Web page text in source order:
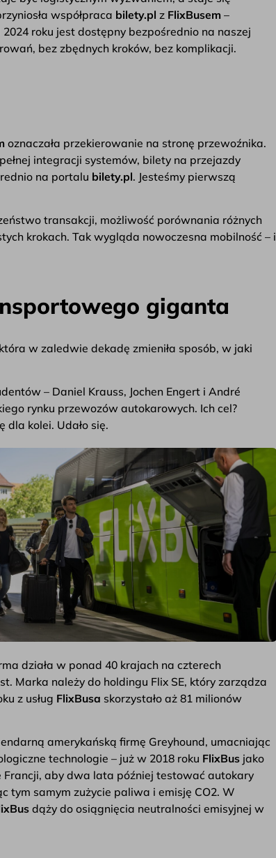
współpraca bilety.pl z FlixBusem –
roku jest dostępny bezpośrednio na naszej
bez zbędnych kroków, bez komplikacji.
oznaczała przekierowanie na stronę przewoźnika.
integracji systemów, bilety na przejazdy
na portalu bilety.pl. Jesteśmy pierwszą
transakcji, możliwość porównania różnych
krokach. Tak wygląda nowoczesna mobilność – i
giganta
w zaledwie dekadę zmieniła sposób, w jaki
– Daniel Krauss, Jochen Engert i André
rynku przewozów autokarowych. Ich cel?
kolei. Udało się.
działa w ponad 40 krajach na czterech
Marka należy do holdingu Flix SE, który zarządza
z usług FlixBusa skorzystało aż 81 milionów
amerykańską firmę Greyhound, umacniając
technologie – już w 2018 roku FlixBus jako
Francji, aby dwa lata później testować autokary
tym samym zużycie paliwa i emisję CO2. W
dąży do osiągnięcia neutralności emisyjnej w